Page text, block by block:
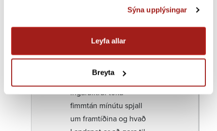
Sýna upplýsingar
Leyfa allar
Breyta
Er fram­tíðin fyrir­
Svandís Hlín Karls­
dóttirfram­kvæmd­ar­
Þorsteins­dóttirupplýs­
inga­full­trúi tóku
fimmtán mínútu spjall
um fram­tíðina og hvað